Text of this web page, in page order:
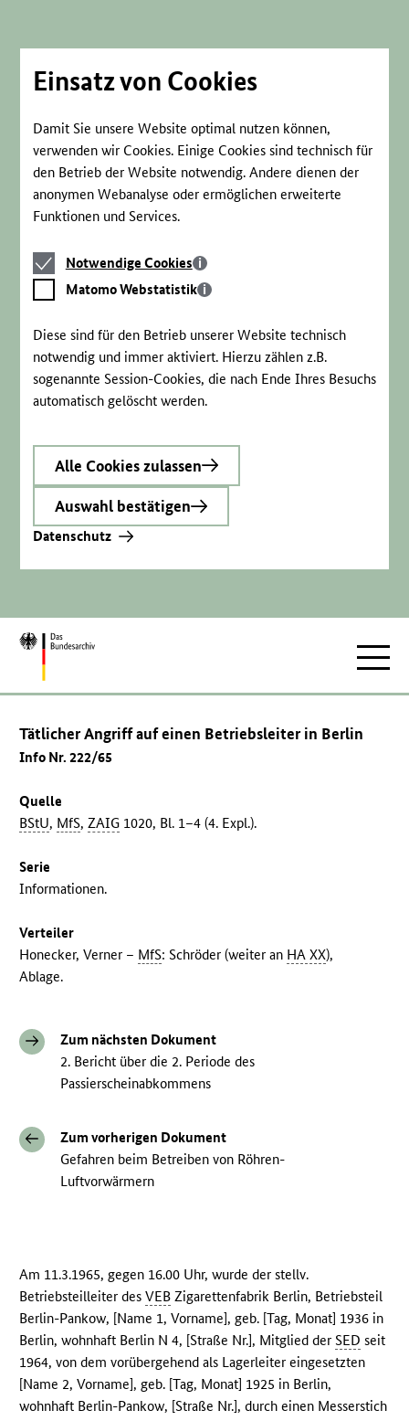
Einsatz von Cookies
Damit Sie unsere Website optimal nutzen können,
verwenden wir Cookies. Einige Cookies sind technisch für
den Betrieb der Website notwendig. Andere dienen der
anonymen Webanalyse oder ermöglichen erweiterte
Funktionen und Services.
Notwendige
Cookies
Notwendige Cookies
Matomo
Webstatistik
Matomo Webstatistik
Diese sind für den Betrieb unserer Website technisch
notwendig und immer aktiviert. Hierzu zählen z.B.
sogenannte Session-Cookies, die nach Ende Ihres Besuchs
automatisch gelöscht werden.
Alle Cookies zulassen
Auswahl bestätigen
Datenschutz
Zur
Tätlicher Angriff auf einen Betriebsleiter in Berlin
Info Nr. 222/65
Quelle
BStU, MfS,ZAIG 1020, Bl. 1–4 (4. Expl.).
Serie
Informationen.
Verteiler
Honecker, Verner – MfS: Schröder (weiter an HA XX),
Ablage.
Zum nächsten Dokument
2. Bericht über die 2. Periode des
Passierscheinabkommens
Zum vorherigen Dokument
Gefahren beim Betreiben von Röhren-
Luftvorwärmern
Am 11.3.1965, gegen 16.00 Uhr, wurde der stellv.
Betriebsteilleiter desVEB Zigarettenfabrik Berlin, Betriebsteil
Berlin-Pankow, [Name 1, Vorname], geb. [Tag, Monat] 1936 in
Berlin, wohnhaft Berlin N 4, [Straße Nr.], Mitglied derSED seit
1964, von dem vorübergehend als Lagerleiter eingesetzten
[Name 2, Vorname], geb. [Tag, Monat] 1925 in Berlin,
wohnhaft Berlin-Pankow, [Straße Nr.], durch einen Messerstich